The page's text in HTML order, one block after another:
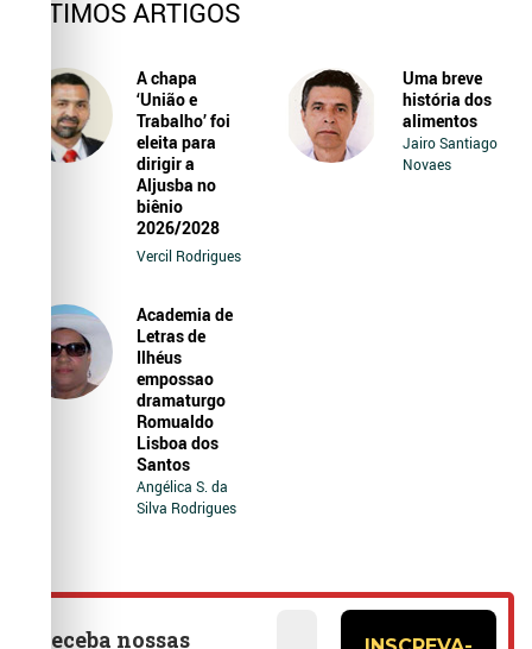
ÚLTIMOS ARTIGOS
A chapa
‘União e
Trabalho’ foi
eleita para
dirigir a
Aljusba no
biênio
2026/2028
Vercil Rodrigues
Uma breve
história dos
alimentos
Jairo Santiago
Novaes
Academia de
Letras de
Ilhéus
empossao
dramaturgo
Romualdo
Lisboa dos
Santos
Angélica S. da
Silva Rodrigues